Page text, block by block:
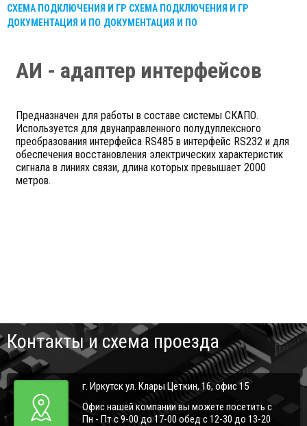
СХЕМА ПОДКЛЮЧЕНИЯ И ГР СХЕМА ПОДКЛЮЧЕНИЯ И ГР
ДОКУМЕНТАЦИЯ И ПО ДОКУМЕНТАЦИЯ И ПО
АИ - адаптер интерфейсов
Предназначен для работы в составе системы СКАПО.
Используется для двунаправленного полудуплексного
преобразования интерфейса RS485 в интерфейс RS232 и для
обеспечения восстановления электрических характеристик
сигнала в линиях связи, длина которых превышает 2000
метров.
Контакты и схема проезда
г. Иркутск ул. Клары Цеткин, 16, офис 15
Офис нашей компании вы можете посетить с
Пн - Пт с 9-00 до 17-00 обед с 12-30 до 13-20